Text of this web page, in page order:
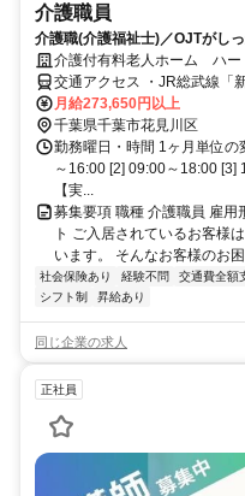
介護職員
介護職(介護福祉士)／OJTがし
介護スタッフ募集します！
介護付有料老人ホーム ハー
交通アクセス ・JR総武線「
月給273,650円以上
千葉県千葉市花見川区
勤務曜日・時間 1ヶ月単位
～16:00 [2] 09:00～18:00 [3]
【実...
募集要項 職種 介護職員 雇用
ト ご入居されているお客様
います。 そんなお客様のお
社会保険あり 経験不問 交通費全額
シフト制
昇給あり
同じ企業の求人
正社員